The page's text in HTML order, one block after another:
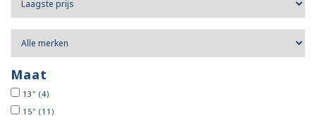
Maat
13" (4)
15" (11)